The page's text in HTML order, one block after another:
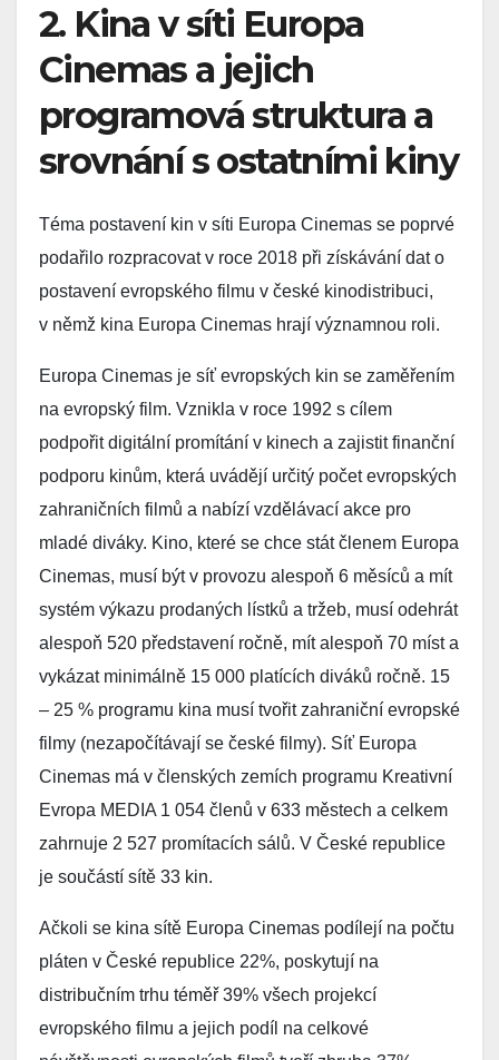
2. Kina v síti Europa
Cinemas a jejich
programová struktura a
srovnání s ostatními kiny
Téma postavení kin v síti Europa Cinemas se poprvé
podařilo rozpracovat v roce 2018 při získávání dat o
postavení evropského filmu v české kinodistribuci,
v němž kina Europa Cinemas hrají významnou roli.
Europa Cinemas je síť evropských kin se zaměřením
na evropský film. Vznikla v roce 1992 s cílem
podpořit digitální promítání v kinech a zajistit finanční
podporu kinům, která uvádějí určitý počet evropských
zahraničních filmů a nabízí vzdělávací akce pro
mladé diváky. Kino, které se chce stát členem Europa
Cinemas, musí být v provozu alespoň 6 měsíců a mít
systém výkazu prodaných lístků a tržeb, musí odehrát
alespoň 520 představení ročně, mít alespoň 70 míst a
vykázat minimálně 15 000 platících diváků ročně. 15
– 25 % programu kina musí tvořit zahraniční evropské
filmy (nezapočítávají se české filmy). Síť Europa
Cinemas má v členských zemích programu Kreativní
Evropa MEDIA 1 054 členů v 633 městech a celkem
zahrnuje 2 527 promítacích sálů. V České republice
je součástí sítě 33 kin.
Ačkoli se kina sítě Europa Cinemas podílejí na počtu
pláten v České republice 22%, poskytují na
distribučním trhu téměř 39% všech projekcí
evropského filmu a jejich podíl na celkové